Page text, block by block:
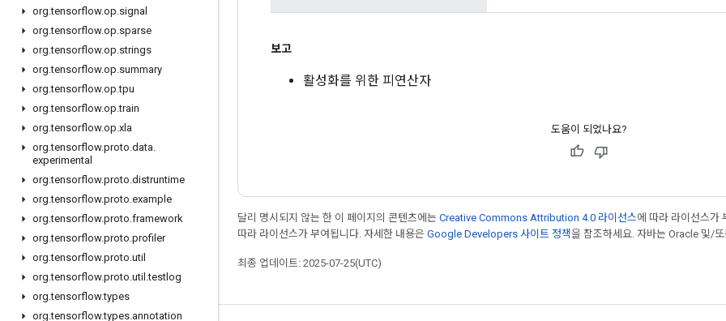
org.tensorflow.op.signal
org.tensorflow.op.sparse
org.tensorflow.op.strings
org.tensorflow.op.summary
org.tensorflow.op.tpu
org.tensorflow.op.train
org.tensorflow.op.xla
org.tensorflow.proto.data.
experimental
org.tensorflow.proto.distruntime
org.tensorflow.proto.example
org.tensorflow.proto.framework
org.tensorflow.proto.profiler
org.tensorflow.proto.util
org.tensorflow.proto.util .testlog
org.tensorflow.types
org.tensorflow.types.annotation
보고
활성화를 위한 피연산자
도움이 되었나요?
달리 명시되지 않는 한 이 페이지의 콘텐츠에는 Creative Commons Attribution 4.0 라이선스에 따라 라이선스가
따라 라이선스가 부여됩니다. 자세한 내용은 Google Developers 사이트 정책을 참조하세요. 자바는 Oracle 및/
최종 업데이트: 2025-07-25(UTC)